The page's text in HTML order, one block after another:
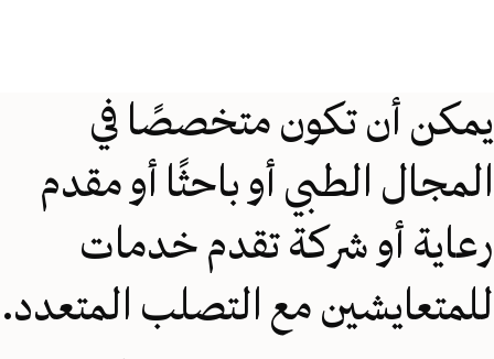
يمكن أن تكون متخصصًا في
المجال الطبي أو باحثًا أو مقدم
رعاية أو شركة تقدم خدمات
للمتعايشين مع التصلب المتعدد.